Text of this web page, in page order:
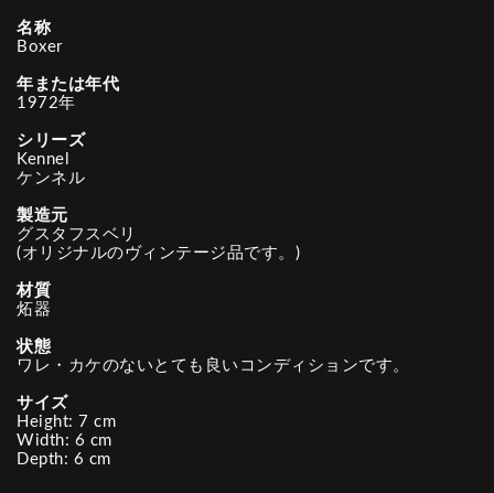
名称
Boxer
年または年代
1972年
シリーズ
Kennel
ケンネル
製造元
グスタフスベリ
(オリジナルのヴィンテージ品です。)
材質
炻器
状態
ワレ・カケのないとても良いコンディションです。
サイズ
Height: 7 cm
Width: 6 cm
Depth: 6 cm